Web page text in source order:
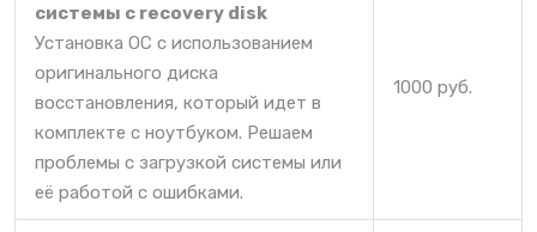
системы c recovery disk
Установка ОС с использованием
оригинального диска
восстановления, который идет в
комплекте с ноутбуком. Решаем
проблемы с загрузкой системы или
её работой с ошибками.
1000 руб.